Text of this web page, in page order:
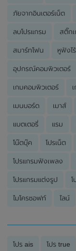
ภัยจากอินเตอร์เน็ต
ลบโปรแกรม สติ๊ก
สมาร์ทโฟน หูฟังไ
อุปกรณ์คอมพิวเตอร์
เกมคอมพิวเตอร์
เมนบอร์ด เมาส์
แบตเตอรี่ แรม
โน๊ตบุ๊ค โปรเน็ต
โปรแกรมฟังเพลง
โปรแกรมแต่งรูป โ
ไมโครซอฟท์ ไลน์
โปร ais โปร true